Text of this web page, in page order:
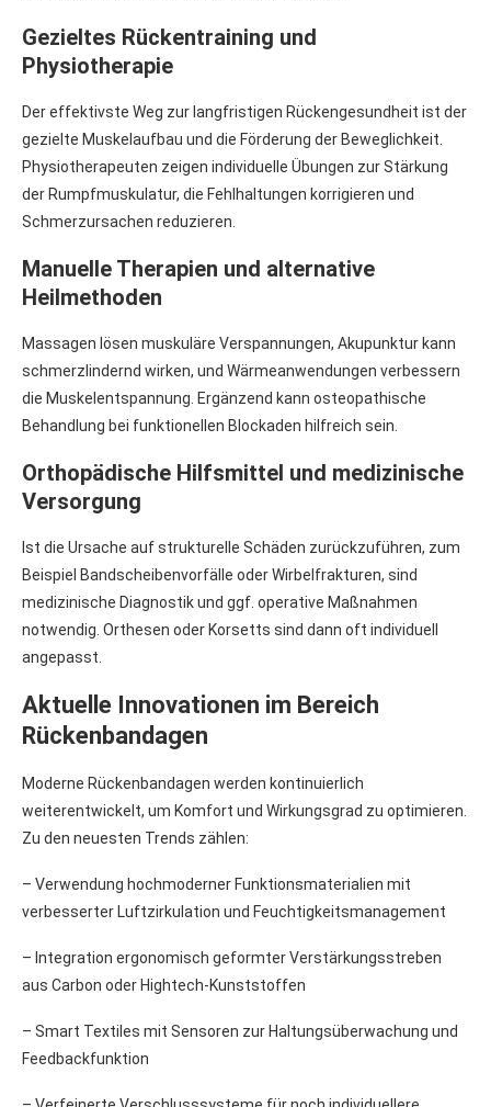
Gezieltes Rückentraining und
Physiotherapie
Der effektivste Weg zur langfristigen Rückengesundheit ist der
gezielte Muskelaufbau und die Förderung der Beweglichkeit.
Physiotherapeuten zeigen individuelle Übungen zur Stärkung
der Rumpfmuskulatur, die Fehlhaltungen korrigieren und
Schmerzursachen reduzieren.
Manuelle Therapien und alternative
Heilmethoden
Massagen lösen muskuläre Verspannungen, Akupunktur kann
schmerzlindernd wirken, und Wärmeanwendungen verbessern
die Muskelentspannung. Ergänzend kann osteopathische
Behandlung bei funktionellen Blockaden hilfreich sein.
Orthopädische Hilfsmittel und medizinische
Versorgung
Ist die Ursache auf strukturelle Schäden zurückzuführen, zum
Beispiel Bandscheibenvorfälle oder Wirbelfrakturen, sind
medizinische Diagnostik und ggf. operative Maßnahmen
notwendig. Orthesen oder Korsetts sind dann oft individuell
angepasst.
Aktuelle Innovationen im Bereich
Rückenbandagen
Moderne Rückenbandagen werden kontinuierlich
weiterentwickelt, um Komfort und Wirkungsgrad zu optimieren.
Zu den neuesten Trends zählen:
– Verwendung hochmoderner Funktionsmaterialien mit
verbesserter Luftzirkulation und Feuchtigkeitsmanagement
– Integration ergonomisch geformter Verstärkungsstreben
aus Carbon oder Hightech-Kunststoffen
– Smart Textiles mit Sensoren zur Haltungsüberwachung und
Feedbackfunktion